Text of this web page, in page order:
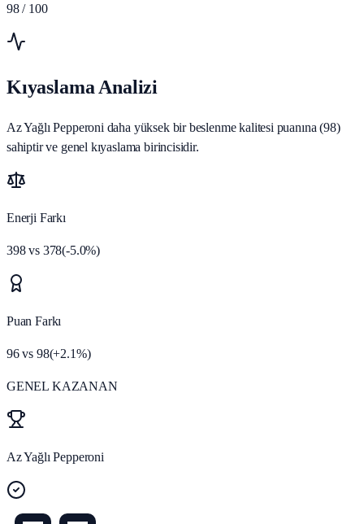
98 / 100
Kıyaslama Analizi
Az Yağlı Pepperoni daha yüksek bir beslenme kalitesi puanına (98)
sahiptir ve genel kıyaslama birincisidir.
Enerji Farkı
398vs 378(-5.0%)
Puan Farkı
96vs 98(+2.1%)
GENEL KAZANAN
Az Yağlı Pepperoni